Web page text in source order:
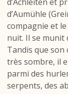
d’Aumühle
compagnie et
nuit. Il se munit
Tandis que
très sombre, il
parmi des
serpents, des